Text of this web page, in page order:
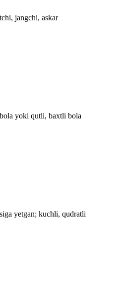
jangchi, askar
yoki qutli, baxtli bola
yetgan; kuchli, qudratli